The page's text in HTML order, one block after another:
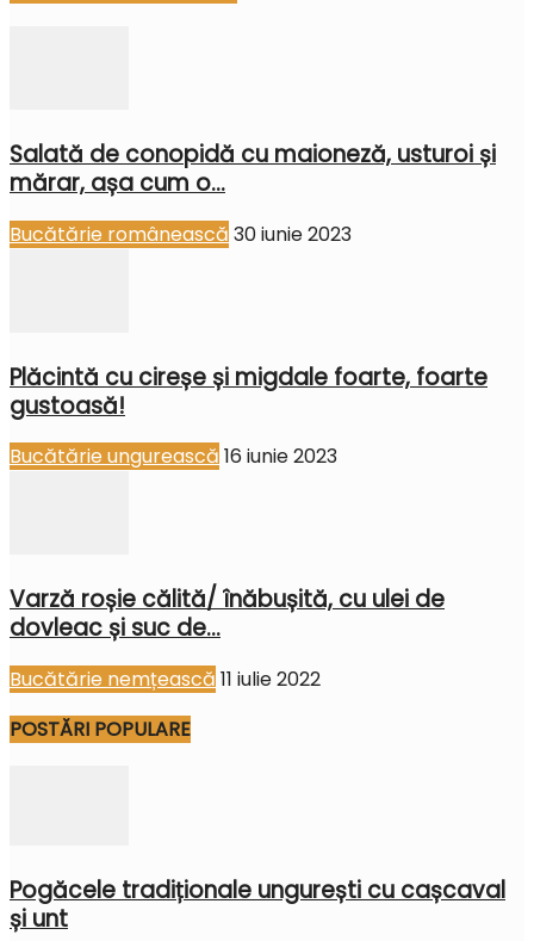
Salată de conopidă cu maioneză, usturoi și
mărar, așa cum o...
Bucătărie românească 30 iunie 2023
Plăcintă cu cireșe și migdale foarte, foarte
gustoasă!
Bucătărie ungurească 16 iunie 2023
Varză roșie călită/ înăbușită, cu ulei de
dovleac și suc de...
Bucătărie nemțească 11 iulie 2022
POSTĂRI POPULARE
Pogăcele tradiționale ungurești cu cașcaval
și unt